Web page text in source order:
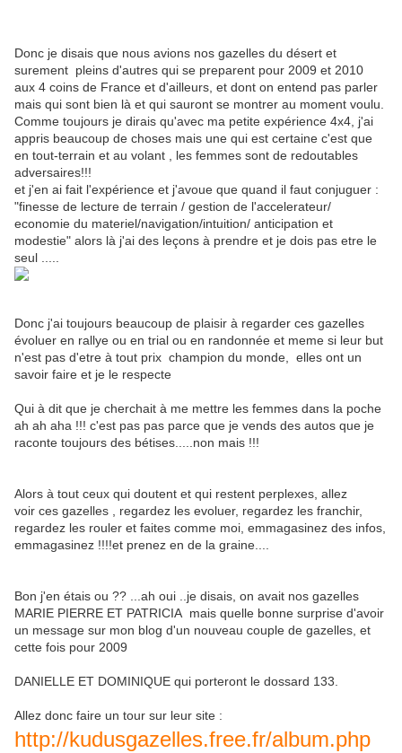
Donc je disais que nous avions nos gazelles du désert et
surement pleins d'autres qui se preparent pour 2009 et 2010
aux 4 coins de France et d'ailleurs, et dont on entend pas parler
mais qui sont bien là et qui sauront se montrer au moment voulu.
Comme toujours je dirais qu'avec ma petite expérience 4x4, j'ai
appris beaucoup de choses mais une qui est certaine c'est que
en tout-terrain et au volant , les femmes sont de redoutables
adversaires!!!
et j'en ai fait l'expérience et j'avoue que quand il faut conjuguer :
"finesse de lecture de terrain / gestion de l'accelerateur/
economie du materiel/navigation/intuition/ anticipation et
modestie" alors là j'ai des leçons à prendre et je dois pas etre le
seul .....
Donc j'ai toujours beaucoup de plaisir à regarder ces gazelles
évoluer en rallye ou en trial ou en randonnée et meme si leur but
n'est pas d'etre à tout prix champion du monde, elles ont un
savoir faire et je le respecte
Qui à dit que je cherchait à me mettre les femmes dans la poche
ah ah aha !!! c'est pas pas parce que je vends des autos que je
raconte toujours des bétises.....non mais !!!
Alors à tout ceux qui doutent et qui restent perplexes, allez
voir ces gazelles , regardez les evoluer, regardez les franchir,
regardez les rouler et faites comme moi, emmagasinez des infos,
emmagasinez !!!!et prenez en de la graine....
Bon j'en étais ou ?? ...ah oui ..je disais, on avait nos gazelles
MARIE PIERRE ET PATRICIA mais quelle bonne surprise d'avoir
un message sur mon blog d'un nouveau couple de gazelles, et
cette fois pour 2009
DANIELLE ET DOMINIQUE qui porteront le dossard 133.
Allez donc faire un tour sur leur site :
http://kudusgazelles.free.fr/album.php